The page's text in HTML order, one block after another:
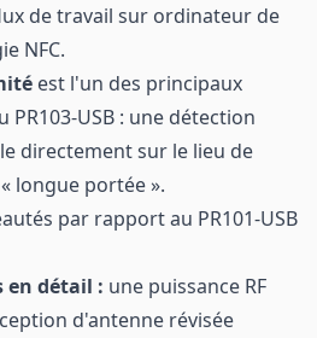
de travail sur ordinateur de
NFC.
est l'un des principaux
USB : une détection
directement sur le lieu de
longue portée ».
par rapport au PR101-USB
en détail : une puissance RF
d'antenne révisée